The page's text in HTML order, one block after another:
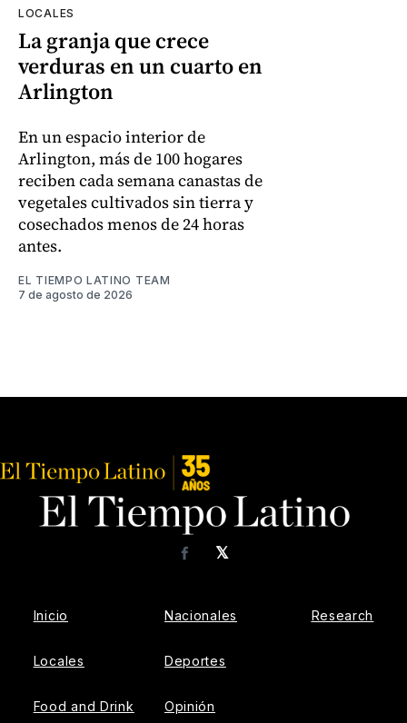
LOCALES
La granja que crece
verduras en un cuarto en
Arlington
En un espacio interior de
Arlington, más de 100 hogares
reciben cada semana canastas de
vegetales cultivados sin tierra y
cosechados menos de 24 horas
antes.
EL TIEMPO LATINO TEAM
7 de agosto de 2026
𝕏
Facebook
Inicio
Locales
Food and Drink
Nacionales
Deportes
Opinión
Research